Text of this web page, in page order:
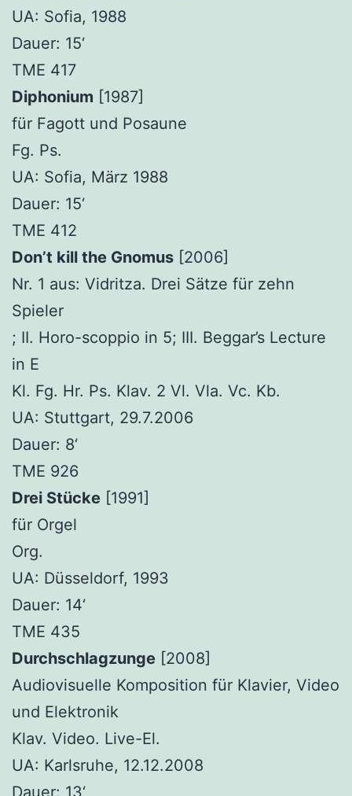
UA: Sofia, 1988
Dauer: 15‘
TME 417
Diphonium [1987]
für Fagott und Posaune
Fg. Ps.
UA: Sofia, März 1988
Dauer: 15‘
TME 412
Don’t kill the Gnomus [2006]
Nr. 1 aus: Vidritza. Drei Sätze für zehn
Spieler
; II. Horo-scoppio in 5; III. Beggar’s Lecture
in E
Kl. Fg. Hr. Ps. Klav. 2 Vl. Vla. Vc. Kb.
UA: Stuttgart, 29.7.2006
Dauer: 8‘
TME 926
Drei Stücke [1991]
für Orgel
Org.
UA: Düsseldorf, 1993
Dauer: 14‘
TME 435
Durchschlagzunge [2008]
Audiovisuelle Komposition für Klavier, Video
und Elektronik
Klav. Video. Live-El.
UA: Karlsruhe, 12.12.2008
Dauer: 13‘